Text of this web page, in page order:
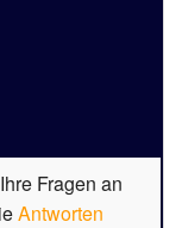
Fragen an
Antworten